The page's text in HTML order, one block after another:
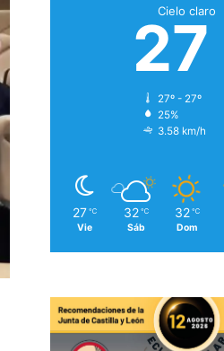
Cielo claro
27
27º - 27º
25%
3.58 km/h
27 ℃
Vie
32 ℃
Sáb
32 ℃
Dom